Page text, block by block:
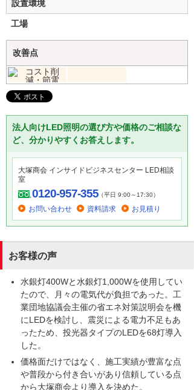
設置環境
工場
改善点
法人向けLED照明の選び方や価格のご相談な
ど、分かりやすくお答えします。
大塚商会 インサイドビジネスセンター LED相談
室
0120-957-355（平日 9:00～17:30）
お問い合わせ 資料請求 お見積り
お客様の声
水銀灯400Wと水銀灯1,000Wを使用してい
たので、月々の電気代が負担であった。工
業団地協議会主催の省エネ対策説明会を機
にLEDを検討し、震災による電力不足もあ
ったため、投光器タイプのLEDを68灯導入
した。
価格面だけではなく、施工実績が豊富な点
や普段から付き合いがあり信頼している点
から大塚商会より導入を決めた。